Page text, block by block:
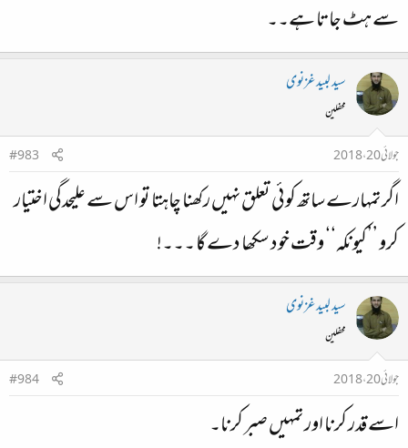
سے ہٹ جاتا ہے۔۔
سید لبید غزنوی
محفلین
جولائی 20، 2018
#983
اگر تمہارے ساتھ کوئی تعلق نہیں رکھنا چاہتا تو اس سے علیحدگی اختیار
کرو ’’کیونکہ‘‘ وقت خود سکھا دے گا ۔۔۔!
سید لبید غزنوی
محفلین
جولائی 20، 2018
#984
اسے قدر کرنا اور تمہیں صبر کرنا۔